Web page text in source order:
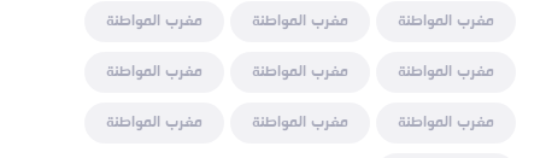
مغرب المواطنة مغرب المواطنة
مغرب المواطنة
مغرب المواطنة
مغرب المواطنة
مغرب المواطنة
مغرب المواطنة
مغرب المواطنة
مغرب المواطنة